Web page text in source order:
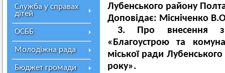
Служба у справах
дітей
ОСББ
Молодіжна рада
Бюджет громади
Лубенського району
Доповідає: Місніченко
3. Про внесення
«Благоустрою та
міської ради
року».